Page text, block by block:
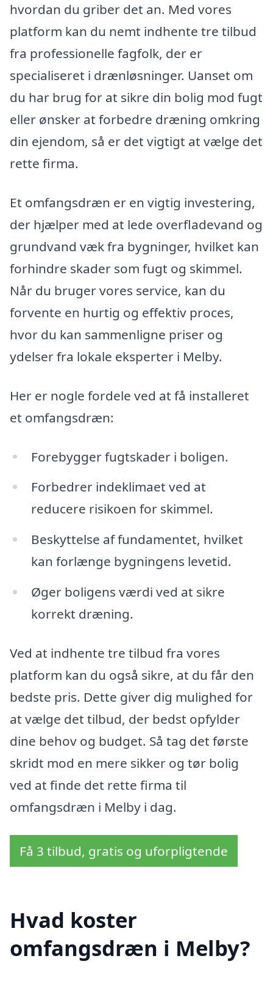
hvordan du griber det an. Med vores
platform kan du nemt indhente tre tilbud
fra professionelle fagfolk, der er
specialiseret i drænløsninger. Uanset om
du har brug for at sikre din bolig mod fugt
eller ønsker at forbedre dræning omkring
din ejendom, så er det vigtigt at vælge det
rette firma.
Et omfangsdræn er en vigtig investering,
der hjælper med at lede overfladevand og
grundvand væk fra bygninger, hvilket kan
forhindre skader som fugt og skimmel.
Når du bruger vores service, kan du
forvente en hurtig og effektiv proces,
hvor du kan sammenligne priser og
ydelser fra lokale eksperter i Melby.
Her er nogle fordele ved at få installeret
et omfangsdræn:
Forebygger fugtskader i boligen.
Forbedrer indeklimaet ved at
reducere risikoen for skimmel.
Beskyttelse af fundamentet, hvilket
kan forlænge bygningens levetid.
Øger boligens værdi ved at sikre
korrekt dræning.
Ved at indhente tre tilbud fra vores
platform kan du også sikre, at du får den
bedste pris. Dette giver dig mulighed for
at vælge det tilbud, der bedst opfylder
dine behov og budget. Så tag det første
skridt mod en mere sikker og tør bolig
ved at finde det rette firma til
omfangsdræn i Melby i dag.
Få 3 tilbud, gratis og uforpligtende
Hvad koster
omfangsdræn i Melby?